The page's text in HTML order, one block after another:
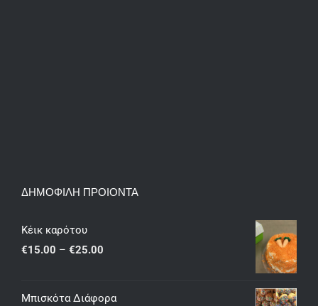
ΔΗΜΟΦΙΛΗ ΠΡΟΙΟΝΤΑ
Κέικ καρότου
€15.00 – €25.00
Μπισκότα Διάφορα